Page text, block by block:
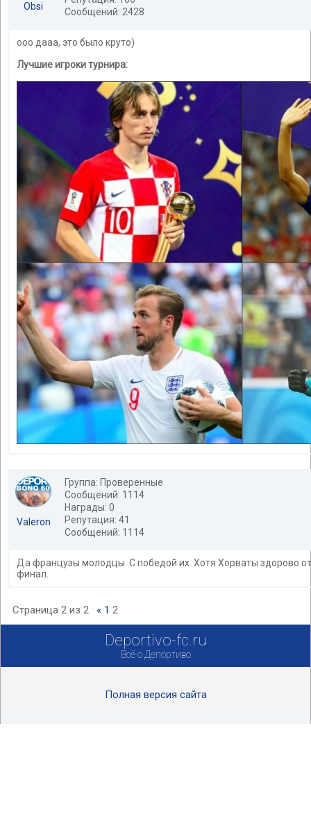
Obsi
Сообщений: 2428
ооо дааа, это было круто)
Лучшие игроки турнира:
Valeron
Группа: Проверенные
Сообщений: 1114
Награды: 0
Репутация: 41
Сообщений: 1114
Да французы молодцы. С победой их. Хотя Хорваты здорово
финал.
Страница 2 из 2 « 1 2
Deportivo-fc.ru
Всё о Депортиво
Полная версия сайта